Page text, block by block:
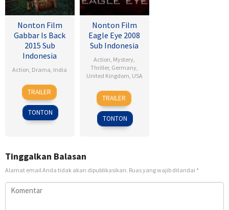
Nonton Film
Gabbar Is Back
2015 Sub
Indonesia
Action, Drama, India
1
May
2015
Radha
Krishna
Jagarlamudi
TRAILER
TONTON
Nonton Film
Eagle Eye 2008
Sub Indonesia
Action, Mystery,
Thriller, Germany,
United Kingdom, USA
25
Sep
2008
D.J.
Caruso
TRAILER
TONTON
Tinggalkan Balasan
Alamat email Anda tidak akan dipublikasikan. Ruas yang wajib ditandai *